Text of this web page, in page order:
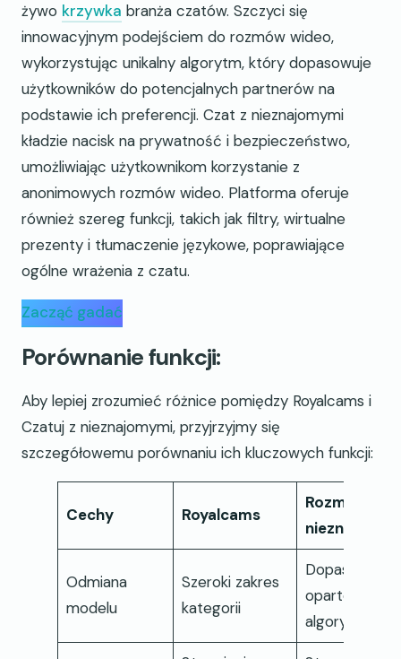
żywo krzywka branża czatów. Szczyci się
innowacyjnym podejściem do rozmów wideo,
wykorzystując unikalny algorytm, który dopasowuje
użytkowników do potencjalnych partnerów na
podstawie ich preferencji. Czat z nieznajomymi
kładzie nacisk na prywatność i bezpieczeństwo,
umożliwiając użytkownikom korzystanie z
anonimowych rozmów wideo. Platforma oferuje
również szereg funkcji, takich jak filtry, wirtualne
prezenty i tłumaczenie językowe, poprawiające
ogólne wrażenia z czatu.
Zacząć gadać
Porównanie funkcji:
Aby lepiej zrozumieć różnice pomiędzy Royalcams i
Czatuj z nieznajomymi, przyjrzyjmy się
szczegółowemu porównaniu ich kluczowych funkcji:
Cechy Royalcams
Rozmawiaj z
Odmiana
modelu
Szeroki zakres
kategorii
Dopasowania
oparte na
algorytmach